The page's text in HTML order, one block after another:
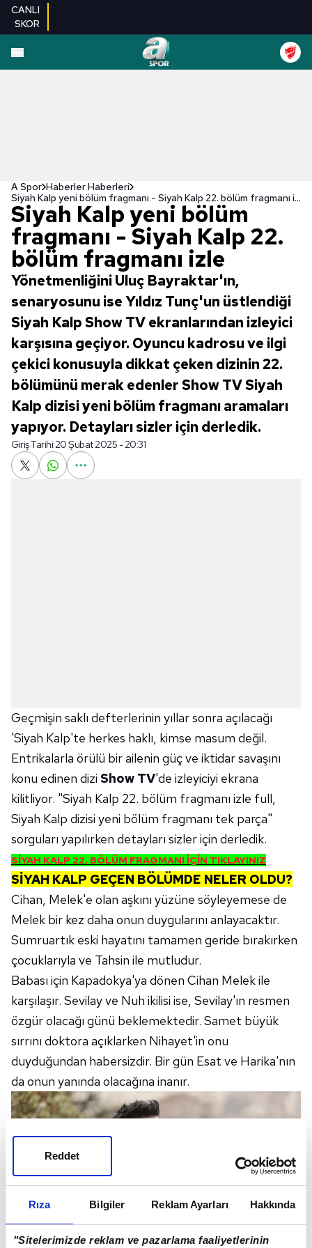
Rıza Bilgiler Reklam Ayarları Hakkında
"Sitelerimizde reklam ve pazarlama faaliyetlerinin
Reddet
CANLI
SKOR
A Spor Haberler Haberleri
Siyah Kalp yeni bölüm fragmanı - Siyah Kalp 22. bölüm fragmanı izle
Siyah Kalp yeni bölüm
fragmanı - Siyah Kalp 22.
bölüm fragmanı izle
Yönetmenliğini Uluç Bayraktar'ın,
senaryosunu ise Yıldız Tunç'un üstlendiği
Siyah Kalp Show TV ekranlarından izleyici
karşısına geçiyor. Oyuncu kadrosu ve ilgi
çekici konusuyla dikkat çeken dizinin 22.
bölümünü merak edenler Show TV Siyah
Kalp dizisi yeni bölüm fragmanı aramaları
yapıyor. Detayları sizler için derledik.
Giriş Tarihi:20 Şubat 2025 - 20:31
Geçmişin saklı defterlerinin yıllar sonra açılacağı
'Siyah Kalp'te herkes haklı, kimse masum değil.
Entrikalarla örülü bir ailenin güç ve iktidar savaşını
konu edinen dizi Show TV'de izleyiciyi ekrana
kilitliyor. "Siyah Kalp 22. bölüm fragmanı izle full,
Siyah Kalp dizisi yeni bölüm fragmanı tek parça"
sorguları yapılırken detayları sizler için derledik.
SİYAH KALP 22. BÖLÜM FRAGMANI İÇİN TIKLAYINIZ
SİYAH KALP GEÇEN BÖLÜMDE NELER OLDU?
Cihan, Melek'e olan aşkını yüzüne söyleyemese de
Melek bir kez daha onun duygularını anlayacaktır.
Sumruartık eski hayatını tamamen geride bırakırken
çocuklarıyla ve Tahsin ile mutludur.
Babası için Kapadokya'ya dönen Cihan Melek ile
karşılaşır. Sevilay ve Nuh ikilisi ise, Sevilay'ın resmen
özgür olacağı günü beklemektedir. Samet büyük
sırrını doktora açıklarken Nihayet'in onu
duyduğundan habersizdir. Bir gün Esat ve Harika'nın
da onun yanında olacağına inanır.